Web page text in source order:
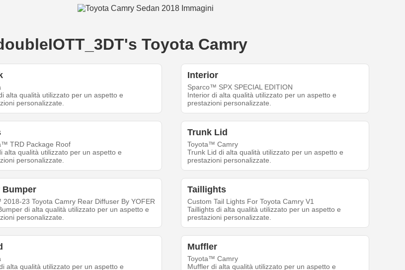
Toyota Camry
alta qualità utilizzato per un aspetto e
personalizzate.
Interior
Sparco™ SPX SPECIAL EDITION
Interior di alta qualità utilizzato per un aspetto e
prestazioni personalizzate.
TRD Package Roof
alta qualità utilizzato per un aspetto e
personalizzate.
Trunk Lid
Toyota™ Camry
Trunk Lid di alta qualità utilizzato per un aspetto e
prestazioni personalizzate.
Bumper
23 Toyota Camry Rear Diffuser By YOFER
di alta qualità utilizzato per un aspetto e
personalizzate.
Taillights
Custom Tail Lights For Toyota Camry V1
Taillights di alta qualità utilizzato per un aspetto e
prestazioni personalizzate.
alta qualità utilizzato per un aspetto e
Muffler
Toyota™ Camry
Muffler di alta qualità utilizzato per un aspetto e